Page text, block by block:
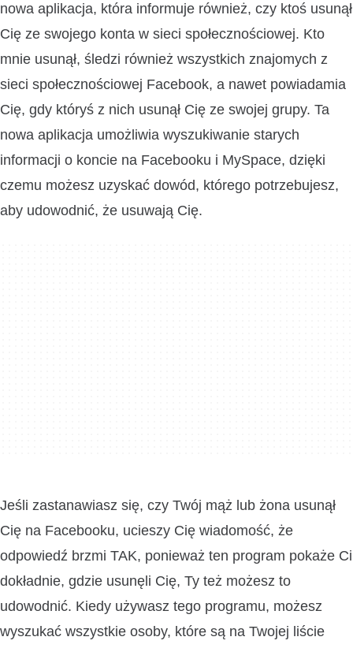
nowa aplikacja, która informuje również, czy ktoś usunął
Cię ze swojego konta w sieci społecznościowej. Kto
mnie usunął, śledzi również wszystkich znajomych z
sieci społecznościowej Facebook, a nawet powiadamia
Cię, gdy któryś z nich usunął Cię ze swojej grupy. Ta
nowa aplikacja umożliwia wyszukiwanie starych
informacji o koncie na Facebooku i MySpace, dzięki
czemu możesz uzyskać dowód, którego potrzebujesz,
aby udowodnić, że usuwają Cię.
Jeśli zastanawiasz się, czy Twój mąż lub żona usunął
Cię na Facebooku, ucieszy Cię wiadomość, że
odpowiedź brzmi TAK, ponieważ ten program pokaże Ci
dokładnie, gdzie usunęli Cię, Ty też możesz to
udowodnić. Kiedy używasz tego programu, możesz
wyszukać wszystkie osoby, które są na Twojej liście